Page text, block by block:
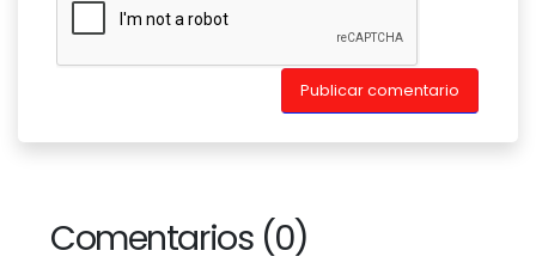
Publicar comentario
Comentarios (0)